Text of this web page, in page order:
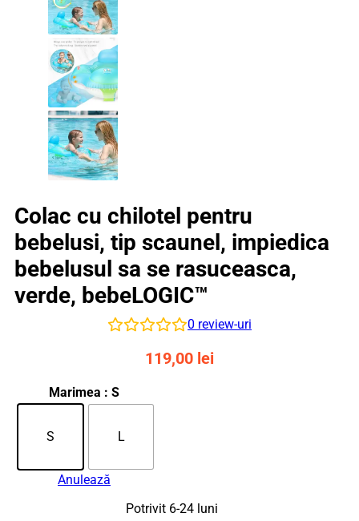
Colac cu chilotel pentru
bebelusi, tip scaunel, impiedica
bebelusul sa se rasuceasca,
verde, bebeLOGIC™
0 review-uri
119,00 lei
Marimea : S
S L
Anulează
Potrivit 6-24 luni